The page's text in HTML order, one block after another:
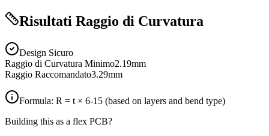
Risultati Raggio di Curvatura
Design Sicuro
Raggio di Curvatura Minimo2.19mm
Raggio Raccomandato3.29mm
Formula: R = t × 6-15 (based on layers and bend type)
Building this as a flex PCB?